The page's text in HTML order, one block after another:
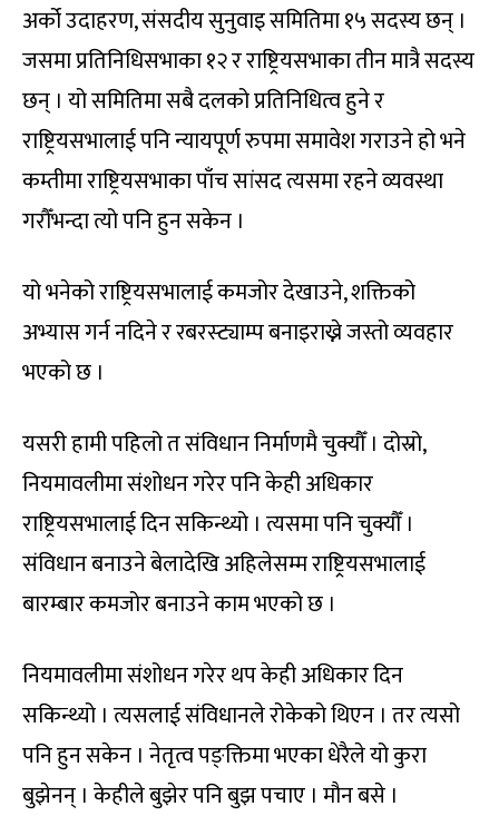
अर्को उदाहरण, संसदीय सुनुवाइ समितिमा १५ सदस्य छन् ।
जसमा प्रतिनिधिसभाका १२ र राष्ट्रियसभाका तीन मात्रै सदस्य
छन् । यो समितिमा सबै दलको प्रतिनिधित्व हुने र
राष्ट्रियसभालाई पनि न्यायपूर्ण रुपमा समावेश गराउने हो भने
कम्तीमा राष्ट्रियसभाका पाँच सांसद त्यसमा रहने व्यवस्था
गरौँभन्दा त्यो पनि हुन सकेन ।
यो भनेको राष्ट्रियसभालाई कमजोर देखाउने, शक्तिको
अभ्यास गर्न नदिने र रबरस्ट्याम्प बनाइराख्ने जस्तो व्यवहार
भएको छ ।
यसरी हामी पहिलो त संविधान निर्माणमै चुक्यौँ । दोस्रो,
नियमावलीमा संशोधन गरेर पनि केही अधिकार
राष्ट्रियसभालाई दिन सकिन्थ्यो । त्यसमा पनि चुक्यौँ ।
संविधान बनाउने बेलादेखि अहिलेसम्म राष्ट्रियसभालाई
बारम्बार कमजोर बनाउने काम भएको छ ।
नियमावलीमा संशोधन गरेर थप केही अधिकार दिन
सकिन्थ्यो । त्यसलाई संविधानले रोकेको थिएन । तर त्यसो
पनि हुन सकेन । नेतृत्व पङ्क्तिमा भएका धेरैले यो कुरा
बुझेनन् । केहीले बुझेर पनि बुझ पचाए । मौन बसे ।